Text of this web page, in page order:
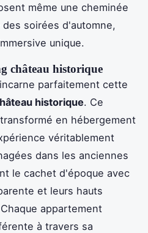
même une cheminée
soirées d'automne,
unique.
château historique
parfaitement cette
historique. Ce
en hébergement
véritablement
dans les anciennes
le cachet d'époque avec
et leurs hauts
appartement
à travers sa